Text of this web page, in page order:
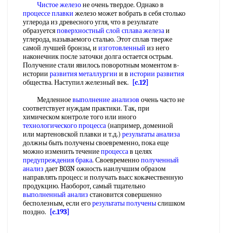
Чистое железоне очень твердое. Однако в
процессе плавки железо может вобрать в себя столько
углерода из древесного угля, что в результате
образуетсяповерхностный слой сплава железаи
углерода, называемого сталью. Этот сплав тверже
самой лучшей бронзы, и изготовленный из него
наконечник после заточки долга остается острым.
Получение стали явилось поворотным моментом в-
нстории развития металлургии и в истории развития
общества. Наступил железный век.
[c.12]
Медленноевыполнение анализов очень часто не
соответствует нуждам практики. Так, при
химическом контроле того или иного
технологического процесса (например, доменной
или мартеновской плавки и т.д.) результаты анализа
должны быть получены своевременно, пока еще
можно изменить течениепроцессав целях
предупреждения брака. Своевременнополученный
анализ дает B03N ожность наилучшим образом
направлять процесс и получать высс кокачественную
продукцию. Наоборот, самый тщательно
выполненный анализ становится совершенно
бесполезным, если егорезультаты полученыслишком
поздно.
[c.193]